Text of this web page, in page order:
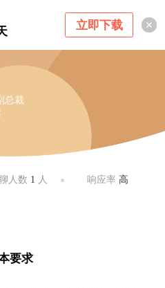
立即下载
总裁
人数 1 人 响应率高
要求